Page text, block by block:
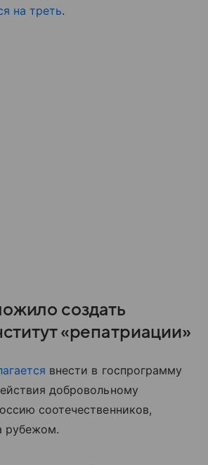
на треть.
создать
«репатриации»
внести в госпрограмму
добровольному
соотечественников,
рубежом.